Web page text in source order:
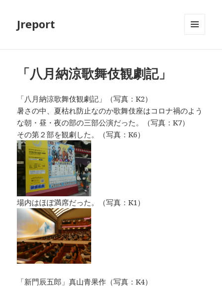
Jreport
「八月納涼歌舞伎観劇記」
「八月納涼歌舞伎観劇記」（写真：K2）
暑さの中、夏枯れ防止なのか歌舞伎座はコロナ禍のよう
な朝・昼・夜の部の三部公演だった。（写真：K7）
その第２部を観劇した。（写真：K6）
場内はほぼ満席だった。（写真：K1）
「新門辰五郎」真山青果作（写真：K4）